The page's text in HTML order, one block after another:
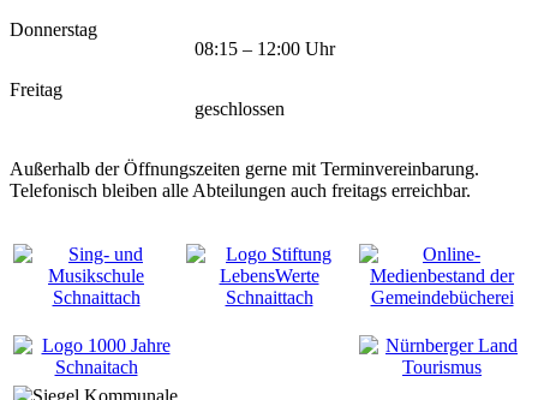
Donnerstag
08:15 – 12:00 Uhr
Freitag
geschlossen
Außerhalb der Öffnungszeiten gerne mit Terminvereinbarung.
Telefonisch bleiben alle Abteilungen auch freitags erreichbar.